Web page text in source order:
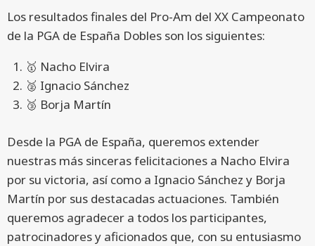
Los resultados finales del Pro-Am del XX Campeonato
de la PGA de España Dobles son los siguientes:
🥇 Nacho Elvira
🥈 Ignacio Sánchez
🥉 Borja Martín
Desde la PGA de España, queremos extender
nuestras más sinceras felicitaciones a Nacho Elvira
por su victoria, así como a Ignacio Sánchez y Borja
Martín por sus destacadas actuaciones. También
queremos agradecer a todos los participantes,
patrocinadores y aficionados que, con su entusiasmo